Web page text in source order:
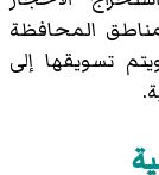
المحافظة
تسويقها إلى